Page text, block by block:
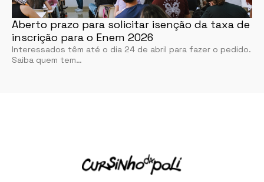
Aberto prazo para solicitar isenção da taxa de
inscrição para o Enem 2026
Interessados têm até o dia 24 de abril para fazer o pedido.
Saiba quem tem…